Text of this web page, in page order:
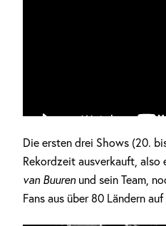
Die ersten drei Shows (20.
Rekordzeit ausverkauft, also
van Buurenund sein Team,
Fans aus über 80 Ländern